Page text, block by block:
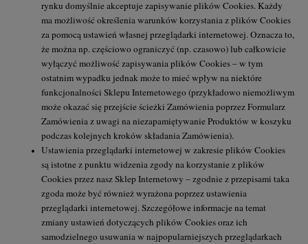
rynku domyślnie akceptuje zapisywanie plików Cookies. Każdy
ma możliwość określenia warunków korzystania z plików Cookies
za pomocą ustawień własnej przeglądarki internetowej. Oznacza to,
że można np. częściowo ograniczyć (np. czasowo) lub całkowicie
wyłączyć możliwość zapisywania plików Cookies – w tym
ostatnim wypadku jednak może to mieć wpływ na niektóre
funkcjonalności Sklepu Internetowego (przykładowo niemożliwym
może okazać się przejście ścieżki Zamówienia poprzez Formularz
Zamówienia z uwagi na niezapamiętywanie Produktów w koszyku
podczas kolejnych kroków składania Zamówienia).
Ustawienia przeglądarki internetowej w zakresie plików Cookies
są istotne z punktu widzenia zgody na korzystanie z plików
Cookies przez nasz Sklep Internetowy – zgodnie z przepisami taka
zgoda może być również wyrażona poprzez ustawienia
przeglądarki internetowej. Szczegółowe informacje na temat
zmiany ustawień dotyczących plików Cookies oraz ich
samodzielnego usuwania w najpopularniejszych przeglądarkach